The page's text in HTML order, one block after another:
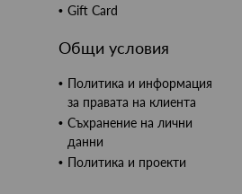
Gift Card
Общи условия
Политика и информация
за правата на клиента
Съхранение на лични
данни
Политика и проекти